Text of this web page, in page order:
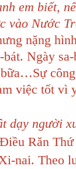
em biết,
vào Nước
nặng
Ngày
việc tốt vì
dạy người
Răn
nai. Theo